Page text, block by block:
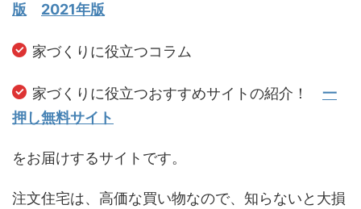
版
2021年版
家づくりに役立つコラム
家づくりに役立つおすすめサイトの紹介！ 一
押し無料サイト
をお届けするサイトです。
注文住宅は、高価な買い物なので、知らないと大損